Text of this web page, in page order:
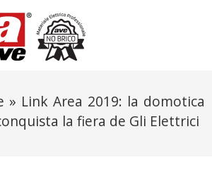
» Link Area 2019: la domotica
la fiera de Gli Elettrici